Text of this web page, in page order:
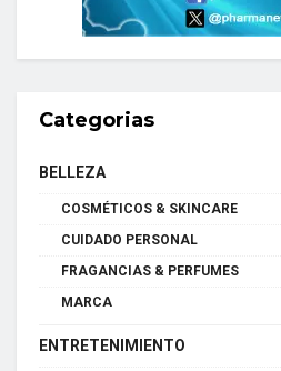
Categorias
BELLEZA
COSMÉTICOS & SKINCARE
CUIDADO PERSONAL
FRAGANCIAS & PERFUMES
MARCA
ENTRETENIMIENTO